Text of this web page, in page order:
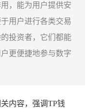
，能为用户提供安
用户进行各类交易
投资者，它们都能
更便捷地参与数字
内容，强调TP钱